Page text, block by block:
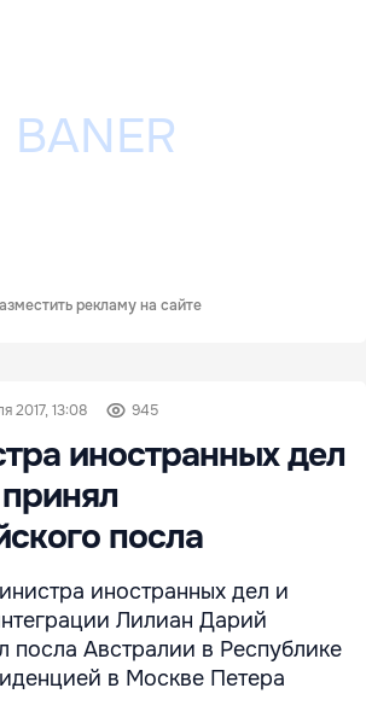
рекламу на сайте
2017, 13:08 945
иностранных дел
посла
иностранных дел и
Лилиан Дарий
посла Австралии в Республике
в Москве Петера